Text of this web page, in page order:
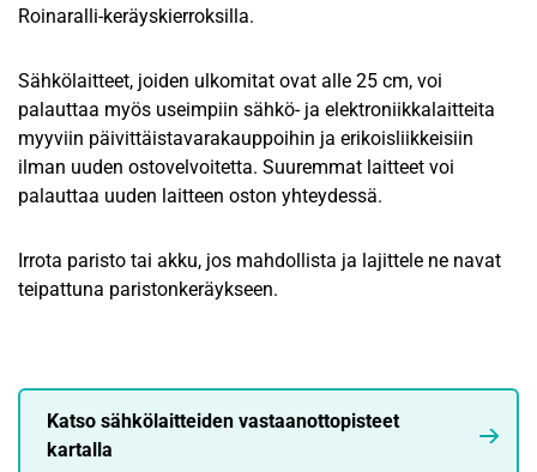
Roinaralli-keräyskierroksilla.
Sähkölaitteet, joiden ulkomitat ovat alle 25 cm, voi
palauttaa myös useimpiin sähkö- ja elektroniikkalaitteita
myyviin päivittäistavarakauppoihin ja erikoisliikkeisiin
ilman uuden ostovelvoitetta. Suuremmat laitteet voi
palauttaa uuden laitteen oston yhteydessä.
Irrota paristo tai akku, jos mahdollista ja lajittele ne navat
teipattuna paristonkeräykseen.
Katso sähkölaitteiden vastaanottopisteet
kartalla